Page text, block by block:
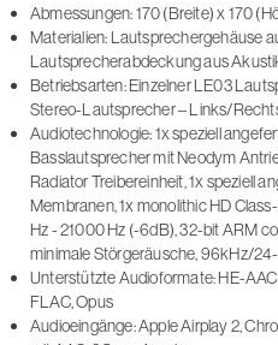
Abmessungen: 170 (Breite) x 170
Materialien: Lautsprechergehäuse
Lautsprecherabdeckung aus
Betriebsarten: Einzelner LE03
Stereo-Lautsprecher – Links/
Audiotechnologie: 1x speziell
Basslautsprecher mit Neodym
Radiator Treibereinheit, 1x speziell
Membranen, 1x monolithic HD
Hz - 21000 Hz (-6dB), 32-bit ARM
minimale Störgeräusche, 96kHz/
Unterstützte Audioformate: HE-
FLAC, Opus
Audioeingänge: Apple Airplay 2,